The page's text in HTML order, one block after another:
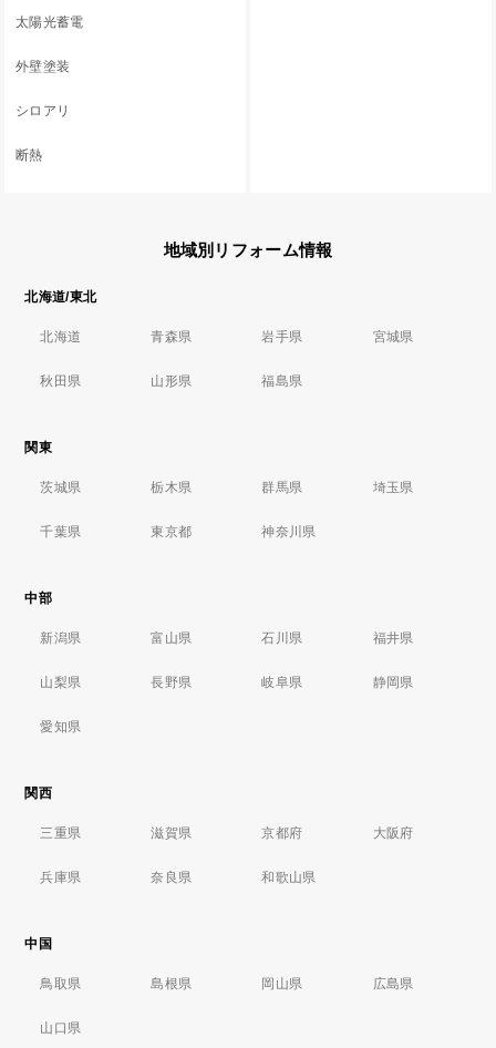
太陽光蓄電
外壁塗装
シロアリ
断熱
地域別リフォーム情報
北海道/東北
北海道 青森県 岩手県 宮城県
秋田県 山形県 福島県
関東
茨城県 栃木県 群馬県 埼玉県
千葉県 東京都 神奈川県
中部
新潟県 富山県 石川県 福井県
山梨県 長野県 岐阜県 静岡県
愛知県
関西
三重県 滋賀県 京都府 大阪府
兵庫県 奈良県 和歌山県
中国
鳥取県 島根県 岡山県 広島県
山口県